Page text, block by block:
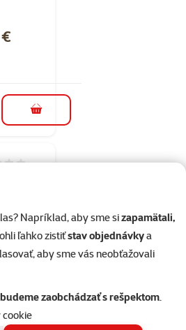
Napríklad, aby sme sizapamätali,
ľahko zistiťstav objednávkya
aby sme vás neobťažovali
zaobchádzať s rešpektom.
€
do košíka
cm
0%
€